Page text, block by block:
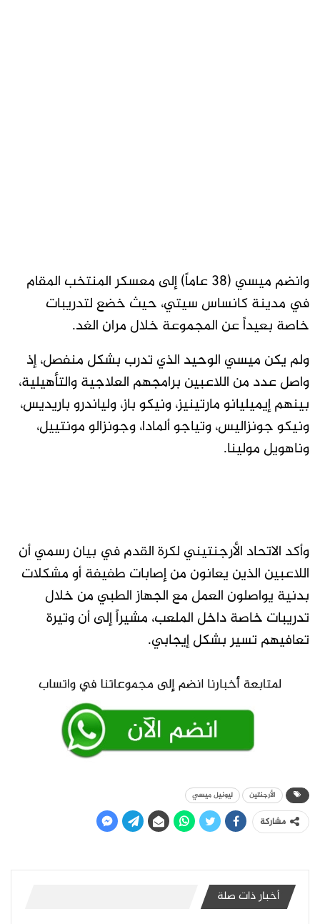
وانضم ميسي (38 عاماً) إلى معسكر المنتخب المقام
في مدينة كانساس سيتي، حيث خضع لتدريبات
خاصة بعيداً عن المجموعة خلال مران الغد.
ولم يكن ميسي الوحيد الذي تدرب بشكل منفصل، إذ
واصل عدد من اللاعبين برامجهم العلاجية والتأهيلية،
بينهم إيميليانو مارتينيز، ونيكو باز، ولياندرو باريديس،
ونيكو جونزاليس، وتياجو ألمادا، وجونزالو مونتييل،
وناهويل مولينا.
وأكد الاتحاد الأرجنتيني لكرة القدم في بيان رسمي أن
اللاعبين الذين يعانون من إصابات طفيفة أو مشكلات
بدنية يواصلون العمل مع الجهاز الطبي من خلال
تدريبات خاصة داخل الملعب، مشيراً إلى أن وتيرة
تعافيهم تسير بشكل إيجابي.
الأرجنتين ليونيل ميسي
مشاركة
أخبار ذات صلة